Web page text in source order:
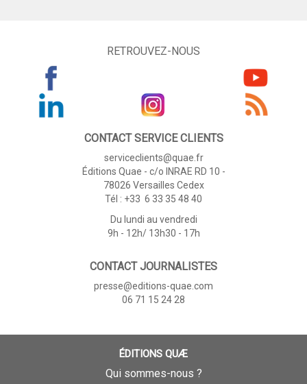
RETROUVEZ-NOUS
CONTACT SERVICE CLIENTS
serviceclients@quae.fr
Éditions Quae - c/o INRAE RD 10 -
78026 Versailles Cedex
Tél : +33 6 33 35 48 40
Du lundi au vendredi
9h - 12h/ 13h30 - 17h
CONTACT JOURNALISTES
presse@editions-quae.com
06 71 15 24 28
ÉDITIONS QUÆ
Qui sommes-nous ?